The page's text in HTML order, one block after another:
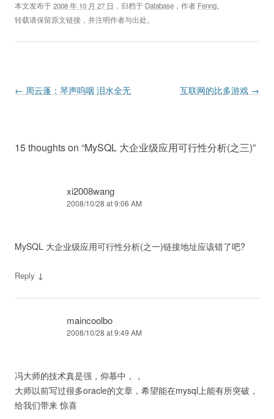
本文发布于2008 年 10 月 27 日 ，归档于 Database ，作者 Fenng。
转载请保留原文链接，并注明作者与出处。
Post navigation
← 周云蓬：琴声呜咽 泪水全无 互联网的比多游戏 →
15 thoughts on “MySQL 大企业级应用可行性分析(之三)”
xi2008wang
2008/10/28 at 9:06 AM
MySQL 大企业级应用可行性分析(之一)链接地址应该错了吧?
Reply ↓
maincoolbo
2008/10/28 at 9:49 AM
冯大师的技术真是强，仰慕中，，
大师以前写过很多oracle的文章，希望能在mysql上能有所突破，
给我们带来 惊喜